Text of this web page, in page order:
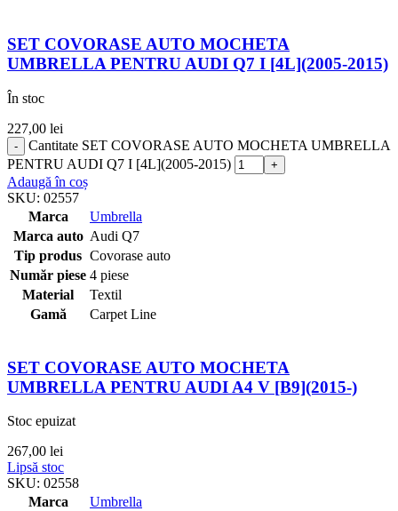
SET COVORASE AUTO MOCHETA
UMBRELLA PENTRU AUDI Q7 I [4L](2005-2015)
În stoc
227,00 lei
Cantitate SET COVORASE AUTO MOCHETA UMBRELLA
PENTRU AUDI Q7 I [4L](2005-2015)
Adaugă în coș
SKU: 02557
Marca
Umbrella
Marca auto Audi Q7
Tip produs Covorase auto
Număr piese 4 piese
Material
Textil
Gamă
Carpet Line
SET COVORASE AUTO MOCHETA
UMBRELLA PENTRU AUDI A4 V [B9](2015-)
Stoc epuizat
267,00 lei
Lipsă stoc
SKU: 02558
Marca
Umbrella